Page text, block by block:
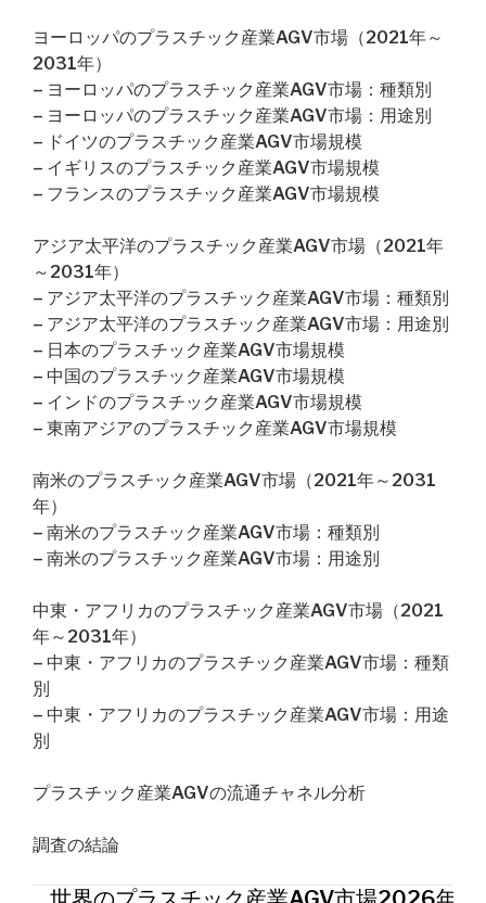
ヨーロッパのプラスチック産業AGV市場（2021年～
2031年）
– ヨーロッパのプラスチック産業AGV市場：種類別
– ヨーロッパのプラスチック産業AGV市場：用途別
– ドイツのプラスチック産業AGV市場規模
– イギリスのプラスチック産業AGV市場規模
– フランスのプラスチック産業AGV市場規模
アジア太平洋のプラスチック産業AGV市場（2021年
～2031年）
– アジア太平洋のプラスチック産業AGV市場：種類別
– アジア太平洋のプラスチック産業AGV市場：用途別
– 日本のプラスチック産業AGV市場規模
– 中国のプラスチック産業AGV市場規模
– インドのプラスチック産業AGV市場規模
– 東南アジアのプラスチック産業AGV市場規模
南米のプラスチック産業AGV市場（2021年～2031
年）
– 南米のプラスチック産業AGV市場：種類別
– 南米のプラスチック産業AGV市場：用途別
中東・アフリカのプラスチック産業AGV市場（2021
年～2031年）
– 中東・アフリカのプラスチック産業AGV市場：種類
別
– 中東・アフリカのプラスチック産業AGV市場：用途
別
プラスチック産業AGVの流通チャネル分析
調査の結論